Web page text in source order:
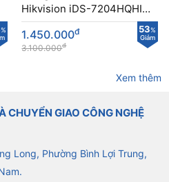
%
Hikvision iDS-7204HQHI-
M1/S AcuSense
53%
Giảm
1.450.000đ
3.100.000đ
Xem thêm
GIAO CÔNG NGHỆ
Long, Phường Bình Lợi Trung,